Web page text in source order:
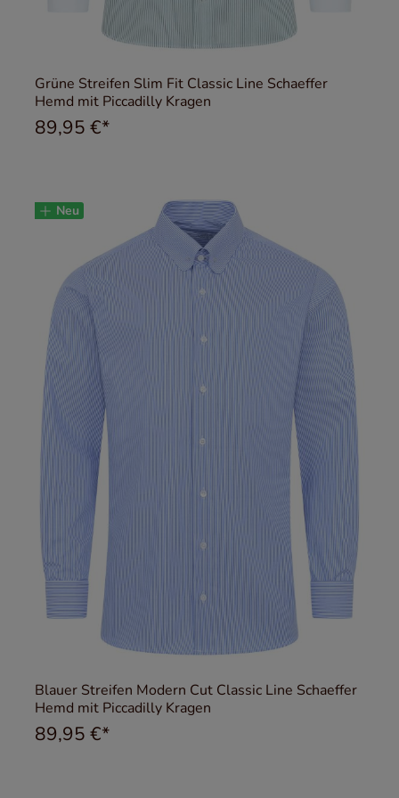
Grüne Streifen Slim Fit Classic Line Schaeffer
Hemd mit Piccadilly Kragen
89,95 €*
Neu
Blauer Streifen Modern Cut Classic Line Schaeffer
Hemd mit Piccadilly Kragen
89,95 €*